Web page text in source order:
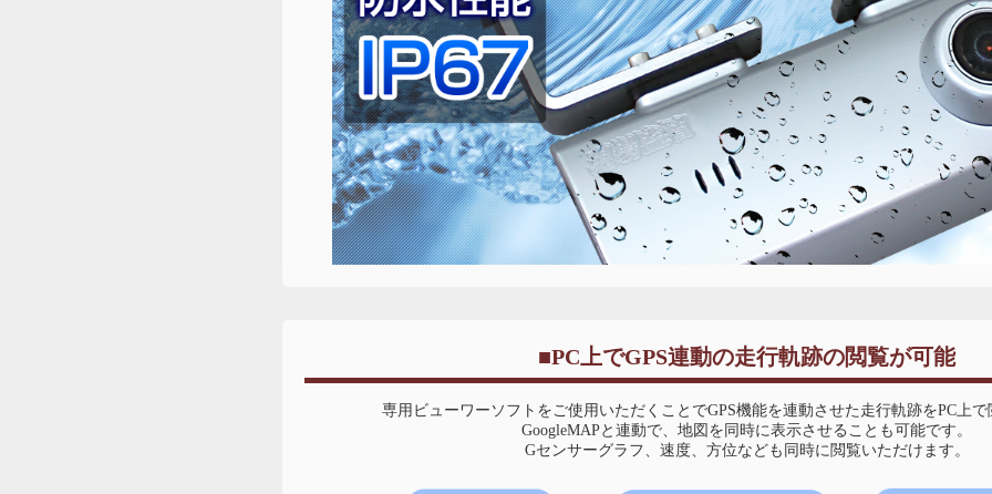
■PC上でGPS連動の走行軌跡の閲覧が可能
専用ビューワーソフトをご使用いただくことでGPS機能を連動させた走行軌跡をPC上
GoogleMAPと連動で、地図を同時に表示させることも可能です。
Gセンサーグラフ、速度、方位なども同時に閲覧いただけます。